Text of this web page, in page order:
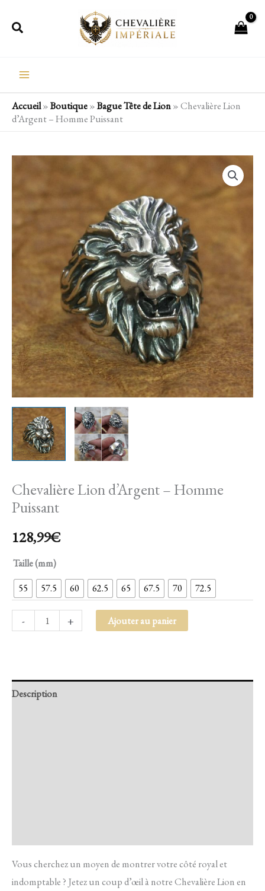
Rechercher
Accueil»Boutique»Bague Tête de Lion»Chevalière Lion
d’Argent – Homme Puissant
Chevalière Lion d’Argent – Homme
Puissant
128,99€
Taille (mm)
55 57.5 60 62.5 65 67.5 70 72.5
-
Chevalière
Lion
d'Argent
-
Homme
Puissant
+ Ajouter au panier
Description
Vous cherchez un moyen de montrer votre côté royal et
indomptable ? Jetez un coup d’œil à notre Chevalière Lion en